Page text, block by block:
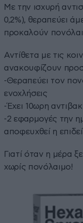
Με την ισχυρή
0,2%), θεραπεύει
προκαλούν
Αντίθετα με τις
ανακουφίζουν
-Θεραπεύει τον
ενοχλήσεις
-Έχει 10ωρη
-2 εφαρμογές την
αποφευχθεί η
Γιατί όταν η μέρα
χωρίς πονόλαιμο!